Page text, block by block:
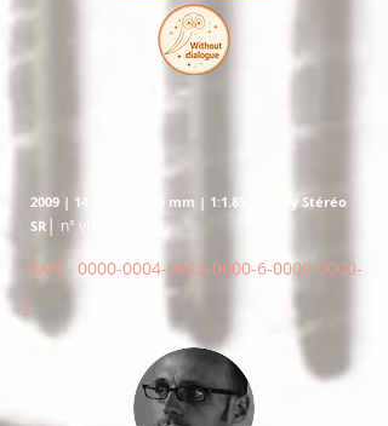
2009 | 14 min 18 | 35 mm | 1:1.85 | Dolby Stéréo
SR | n° visa 121.214
ISAN 0000-0004-0823-0000-6-0000-0000-
J